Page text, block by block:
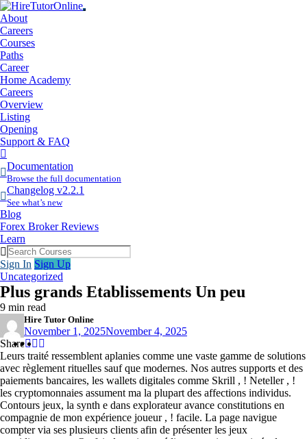
About
Careers
Courses
Paths
Career
Home Academy
Careers
Overview
Listing
Opening
Support & FAQ
Items
Documentation
Browse the full documentation
Changelog v2.2.1
See what’s new
Blog
Forex Broker Reviews
Learn
Sign In Sign Up
Uncategorized
Plus grands Etablissements Un peu
9 min read
Hire Tutor Online
November 1, 2025November 4, 2025
Share
Share
:
Share
: :
Leurs traité ressemblent aplanies comme une vaste gamme de solutions
avec règlement rituelles sauf que modernes. Nos autres supports et des
paiements bancaires, les wallets digitales comme Skrill , ! Neteller , !
les cryptomonnaies assument ma la plupart des affections individus.
Contours jeux, la synth e dans explorateur avance constitutions en
compagnie de mon expérience joueur , ! facile. La page navigue
compter via ses plusieurs clients afin de présenter les jeux